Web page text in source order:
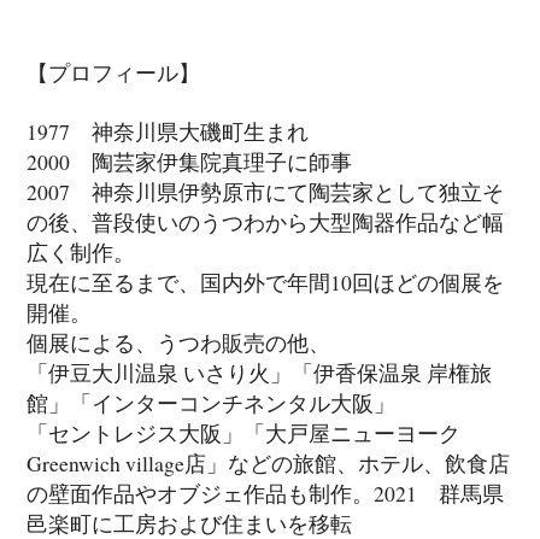
【プロフィール】
1977 神奈川県大磯町生まれ
2000 陶芸家伊集院真理子に師事
2007 神奈川県伊勢原市にて陶芸家として独立そ
の後、普段使いのうつわから大型陶器作品など幅
広く制作。
現在に至るまで、国内外で年間10回ほどの個展を
開催。
個展による、うつわ販売の他、
「伊豆大川温泉 いさり火」「伊香保温泉 岸権旅
館」「インターコンチネンタル大阪」
「セントレジス大阪」「大戸屋ニューヨーク
Greenwich village店」などの旅館、ホテル、飲食店
の壁面作品やオブジェ作品も制作。2021 群馬県
邑楽町に工房および住まいを移転